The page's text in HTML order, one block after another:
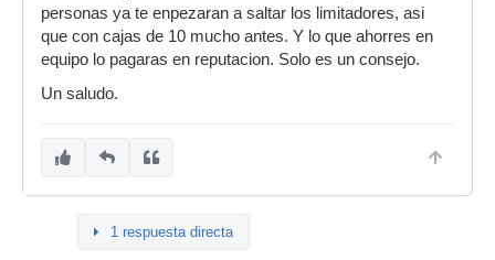
personas ya te enpezaran a saltar los limitadores, asi
que con cajas de 10 mucho antes. Y lo que ahorres en
equipo lo pagaras en reputacion. Solo es un consejo.
Un saludo.
1 respuesta directa